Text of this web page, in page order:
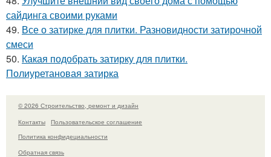
сайдинга своими руками
49. Все о затирке для плитки. Разновидности затирочной
смеси
50. Какая подобрать затирку для плитки.
Полиуретановая затирка
© 2026 Строительство, ремонт и дизайн
Контакты
Пользовательское соглашение
Политика конфидециальности
Обратная связь